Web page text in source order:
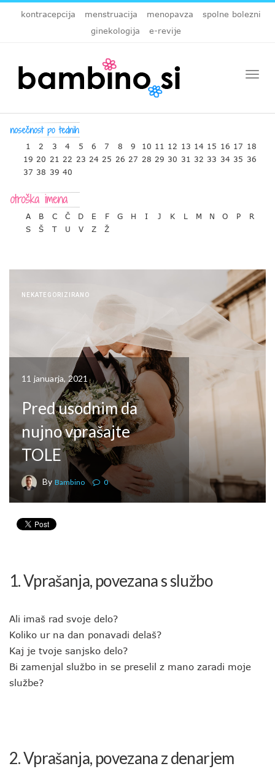
kontracepcija menstruacija menopavza
spolne bolezni
ginekologija
e-revije
1 2 3 4 5 6 7 8 9 10 11 12 13 14 15 16 17 18
19 20 21 22 23 24 25 26 27 28 29 30 31 32 33 34 35 36
37 38 39 40
A B C Č D E F G H I J K L M N O P
R
S
Š T U V Z Ž
NEKATEGORIZIRANO
11 januarja, 2021
Pred usodnim da
nujno vprašajte
TOLE
By Bambino 0
1. Vprašanja, povezana s službo
Ali imaš rad svoje delo?
Koliko ur na dan ponavadi delaš?
Kaj je tvoje sanjsko delo?
Bi zamenjal službo in se preselil z mano zaradi moje
službe?
2. Vprašanja, povezana z denarjem